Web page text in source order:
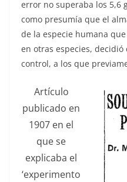
error no superaba los 5,6
como presumía que el
de la especie humana
en otras especies,
control, a los que
Artículo
publicado en
1907 en el
que se
explicaba el
‘experimento